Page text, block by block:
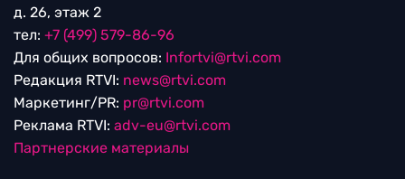
д. 26, этаж 2
тел: +7 (499) 579-86-96
Для общих вопросов: Infortvi@rtvi.com
Редакция RTVI: news@rtvi.com
Маркетинг/PR: pr@rtvi.com
Реклама RTVI: adv-eu@rtvi.com
Партнерские материалы